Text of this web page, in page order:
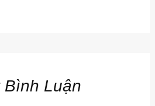
Luận